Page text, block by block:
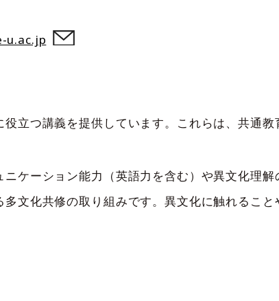
u.ac.jp
立つ講義を提供しています。これらは、共通教
ケーション能力（英語力を含む）や異文化理
文化共修の取り組みです。異文化に触れるこ